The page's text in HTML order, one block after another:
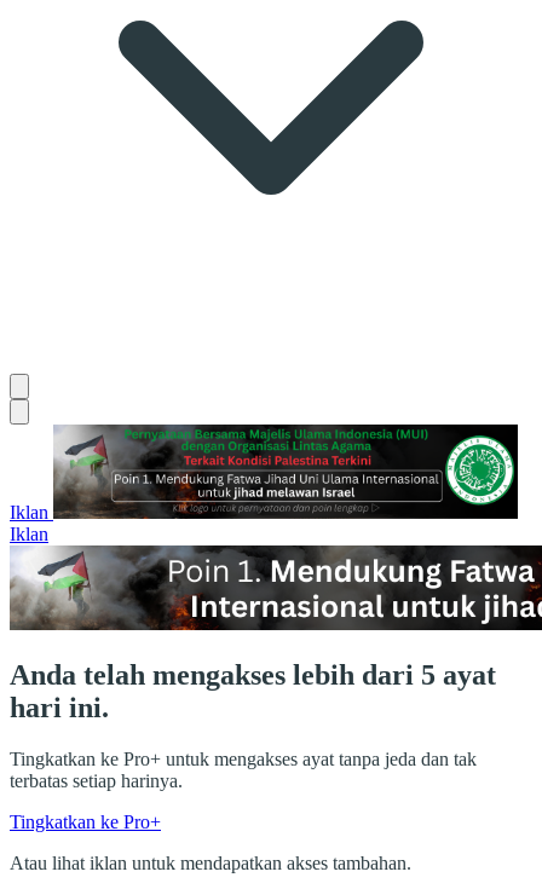
Iklan
Iklan
Anda telah mengakses lebih dari 5 ayat
hari ini.
Tingkatkan ke Pro+ untuk mengakses ayat tanpa jeda dan tak
terbatas setiap harinya.
Tingkatkan ke Pro+
Atau lihat iklan untuk mendapatkan akses tambahan.